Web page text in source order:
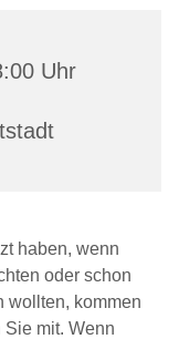
Uhr
haben, wenn
oder schon
wollten, kommen
mit. Wenn